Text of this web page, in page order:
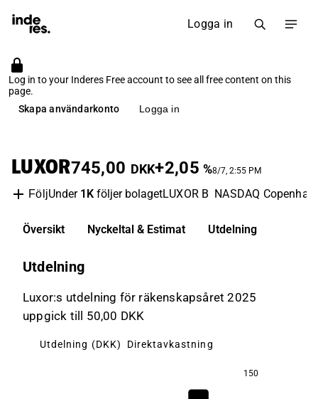
Logga in
Log in to your Inderes Free account to see all free content on this
page.
Skapa användarkonto
Logga in
LUXOR745,00 DKK+2,05 %8/7, 2:55 PM
FöljUnder 1K följer bolagetLUXOR B NASDAQ
Översikt Nyckeltal & Estimat Utdelning
Utdelning
Luxor:s utdelning för räkenskapsåret 2025
uppgick till 50,00 DKK
Utdelning (DKK) Direktavkastning
150